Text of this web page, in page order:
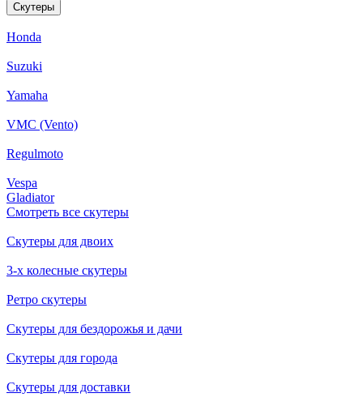
Скутеры
Honda
Suzuki
Yamaha
VMC (Vento)
Regulmoto
Vespa
Gladiator
Смотреть все скутеры
Скутеры для двоих
3-х колесные скутеры
Ретро скутеры
Скутеры для бездорожья и дачи
Скутеры для города
Скутеры для доставки